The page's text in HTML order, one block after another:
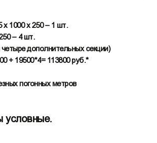
1000 х 250 – 1 шт.
– 4 шт.
дополнительных секции)
+ 19500*4= 113800 руб.*
погонных метров
условные.